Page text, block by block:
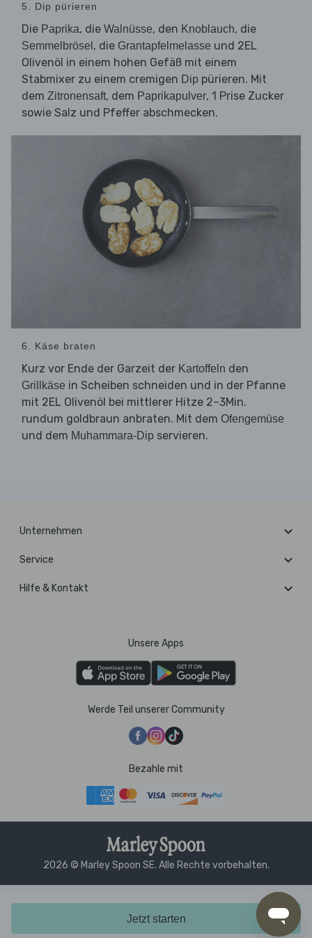
Jetzt starten
5. Dip pürieren
Die Paprika, die Walnüsse, den Knoblauch, die
Semmelbrösel , die Grantapfelmelasse und 2EL
Olivenöl in einem hohen Gefäß mit einem
Stabmixer zu einem cremigen Dip pürieren. Mit
dem Zitronensaft, dem Paprikapulver, 1 Prise Zucker
sowie Salz und Pfeffer abschmecken.
6. Käse braten
Kurz vor Ende der Garzeit der Kartoffeln den
Grillkäse in Scheiben schneiden und in der Pfanne
mit 2EL Olivenöl bei mittlerer Hitze 2–3Min.
rundum goldbraun anbraten. Mit dem Ofengemüse
und dem Muhammara-Dip servieren.
Unternehmen
Service
Hilfe & Kontakt
Unsere Apps
Werde Teil unserer Community
Bezahle mit
2026 © Marley Spoon SE. Alle Rechte vorbehalten.